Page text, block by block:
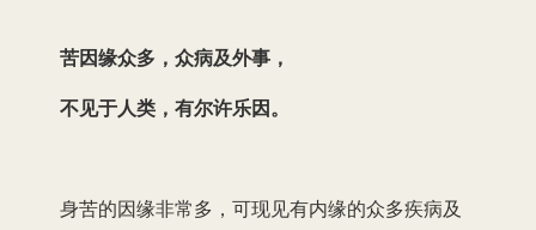
苦因缘众多，众病及外事，
不见于人类，有尔许乐因。
身苦的因缘非常多，可现见有内缘的众多疾病及